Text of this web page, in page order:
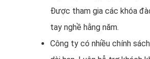
Được tham gia các khóa
tay nghề hằng năm.
Công ty có nhiều chính